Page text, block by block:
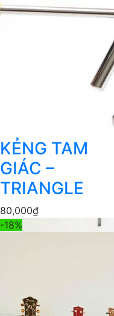
KẺNG TAM
GIÁC –
TRIANGLE
80,000₫
-18%